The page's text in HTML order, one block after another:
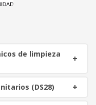
g
a
e
de limpieza
(DS28)